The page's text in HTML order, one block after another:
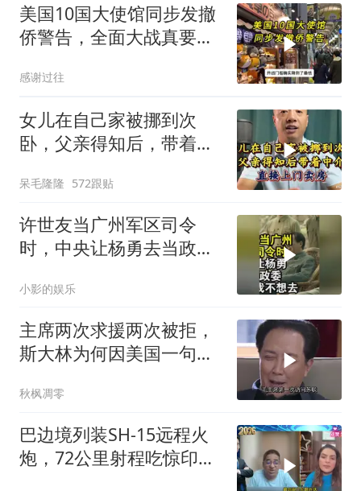
美国10国大使馆同步发撤
侨警告，全面大战真要来
感谢过往
女儿在自己家被挪到次
卧，父亲得知后，带着中
呆毛隆隆 572跟贴
许世友当广州军区司令
时，中央让杨勇去当政
小影的娱乐
主席两次求援两次被拒，
斯大林为何因美国一句话
秋枫凋零
巴边境列装SH-15远程火
炮，72公里射程吃惊印度